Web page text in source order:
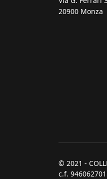
20900 Monza
© 2021 -
c.f.